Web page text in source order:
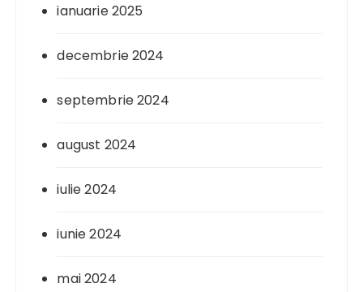
ianuarie 2025
decembrie 2024
septembrie 2024
august 2024
iulie 2024
iunie 2024
mai 2024